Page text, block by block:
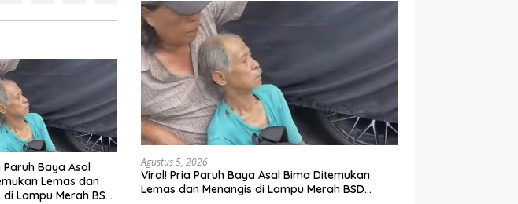
Paruh Baya Asal
Lemas dan
di Lampu Merah BSD
Agustus 5, 2026
Viral! Pria Paruh Baya Asal Bima Ditemukan
Lemas dan Menangis di Lampu Merah BSD